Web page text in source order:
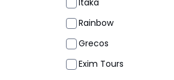
Itaka
Rainbow
Grecos
Exim Tours